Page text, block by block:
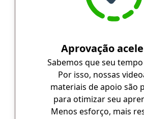
Aprovação
Sabemos que seu
Por isso, nossas
materiais de apoio são
para otimizar seu
Menos esforço, mais